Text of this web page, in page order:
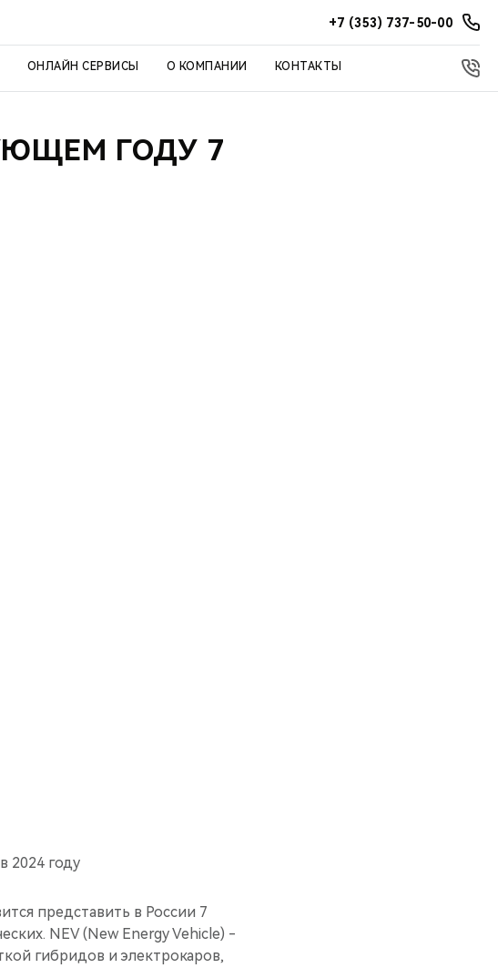
+7 (353) 737-50-00
ОНЛАЙН СЕРВИСЫ О КОМПАНИИ КОНТАКТЫ
ГОДУ 7
2024 году
представить в России 7
NEV (New Energy Vehicle) -
гибридов и электрокаров,